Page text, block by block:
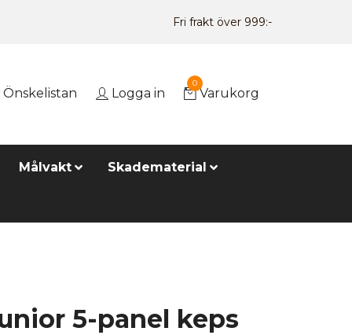
Fri frakt över 999:-
Önskelistan Logga in
0
Varukorg
Målvakt Skadematerial
5-panel keps